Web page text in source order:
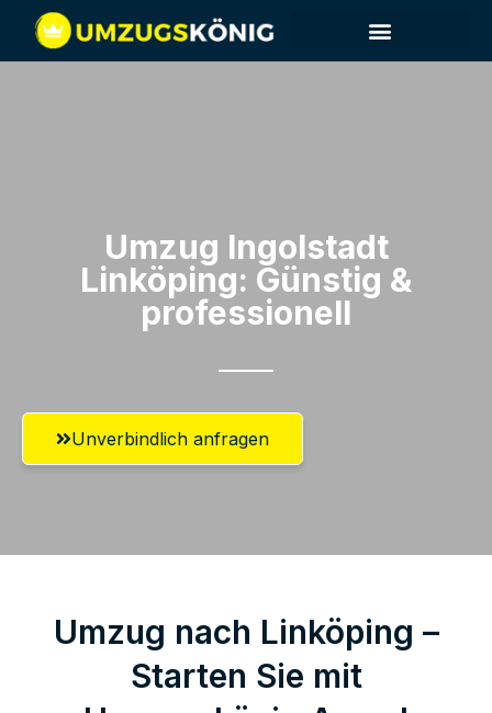
Umzug Ingolstadt​
Linköping: Günstig &
professionell​
Unverbindlich anfragen
Umzug nach Linköping –
Starten Sie mit